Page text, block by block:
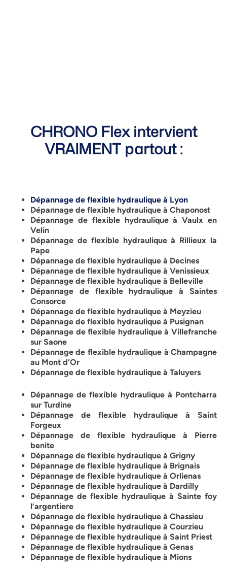
CHRONO Flex intervient
VRAIMENT partout :
Dépannage de flexible hydraulique à Lyon
Dépannage de flexible hydraulique à Chaponost
Dépannage de flexible hydraulique à Vaulx en
Velin
Dépannage de flexible hydraulique à Rillieux la
Pape
Dépannage de flexible hydraulique à Decines
Dépannage de flexible hydraulique à Venissieux
Dépannage de flexible hydraulique à Belleville
Dépannage de flexible hydraulique à Saintes
Consorce
Dépannage de flexible hydraulique à Meyzieu
Dépannage de flexible hydraulique à Pusignan
Dépannage de flexible hydraulique à Villefranche
sur Saone
Dépannage de flexible hydraulique à Champagne
au Mont d’Or
Dépannage de flexible hydraulique à Taluyers
Dépannage de flexible hydraulique à Pontcharra
sur Turdine
Dépannage de flexible hydraulique à Saint
Forgeux
Dépannage de flexible hydraulique à Pierre
benite
Dépannage de flexible hydraulique à Grigny
Dépannage de flexible hydraulique à Brignais
Dépannage de flexible hydraulique à Orlienas
Dépannage de flexible hydraulique à Dardilly
Dépannage de flexible hydraulique à Sainte foy
l’argentiere
Dépannage de flexible hydraulique à Chassieu
Dépannage de flexible hydraulique à Courzieu
Dépannage de flexible hydraulique à Saint Priest
Dépannage de flexible hydraulique à Genas
Dépannage de flexible hydraulique à Mions